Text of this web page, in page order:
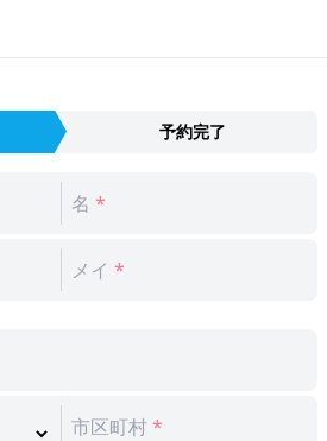
予約完了
名 *
メイ *
市区町村 *